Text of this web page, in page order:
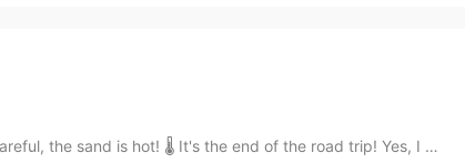
the sand is hot! 🌡 It's the end of the road trip! Yes, I man...